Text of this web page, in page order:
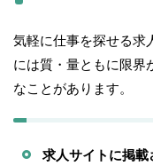
気軽に仕事を探せる求
には質・量ともに限界
なことがあります。
求人サイトに掲